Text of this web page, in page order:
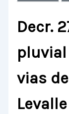
Decr.
vias
Levalle